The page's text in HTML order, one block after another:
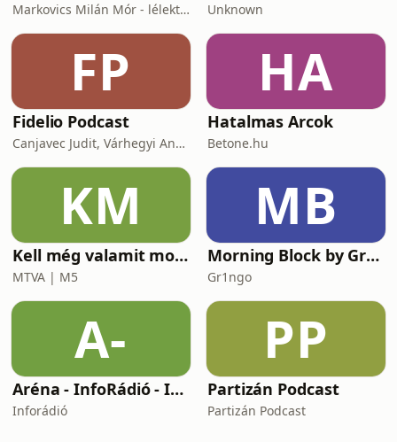
Markovics Milán Mór - lélektan, tudomány, vallás, harc Unknown
FP
Fidelio Podcast
Canjavec Judit, Várhegyi András, Gyürke Kata, Tompa Diána, Vass Antónia
HA
Hatalmas Arcok
Betone.hu
KM
Kell még valamit mondanom, Ildikó?
MTVA | M5
MB
Morning Block by Gr1ngo
Gr1ngo
A-
Aréna - InfoRádió - Infostart.hu
Inforádió
PP
Partizán Podcast
Partizán Podcast